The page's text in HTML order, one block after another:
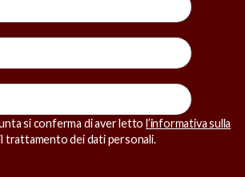
si conferma di aver lettol’informativa sulla
trattamento dei dati personali.